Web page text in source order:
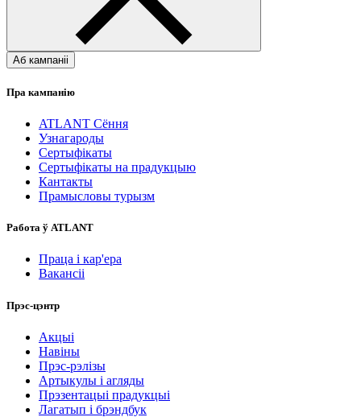
Аб кампаніі
Пра кампанію
ATLANT Сёння
Узнагароды
Сертыфікаты
Сертыфікаты на прадукцыю
Кантакты
Прамысловы турызм
Работа ў ATLANT
Праца і кар'ера
Вакансіі
Прэс-цэнтр
Акцыі
Навіны
Прэс-рэлізы
Артыкулы і агляды
Прэзентацыі прадукцыі
Лагатып і брэндбук